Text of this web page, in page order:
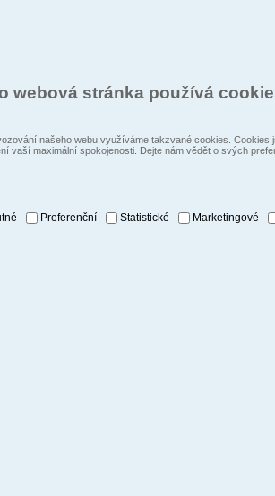
webová stránka používá
našeho webu využíváme takzvané cookies.
vaší maximální spokojenosti. Dejte nám vědět o svých
Preferenční Statistické Marketingové